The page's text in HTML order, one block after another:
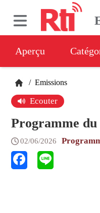
Aperçu
/ Emissions
Ecouter
Programme
02/06/2026